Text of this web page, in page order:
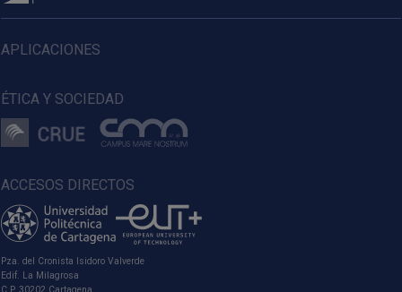
ACCESOS DIRECTOS
Pza. del Cronista Isidoro Valverde
Edif. La Milagrosa
C.P. 30202 Cartagena
APLICACIONES
ÉTICA Y SOCIEDAD